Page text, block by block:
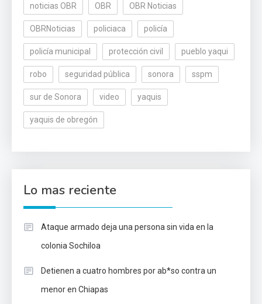
noticias OBR OBR OBR Noticias
OBRNoticias policiaca policía
policía municipal protección civil pueblo yaqui
robo seguridad pública sonora sspm
sur de Sonora video yaquis
yaquis de obregón
Lo mas reciente
Ataque armado deja una persona sin vida en la
colonia Sochiloa
Detienen a cuatro hombres por ab*so contra un
menor en Chiapas